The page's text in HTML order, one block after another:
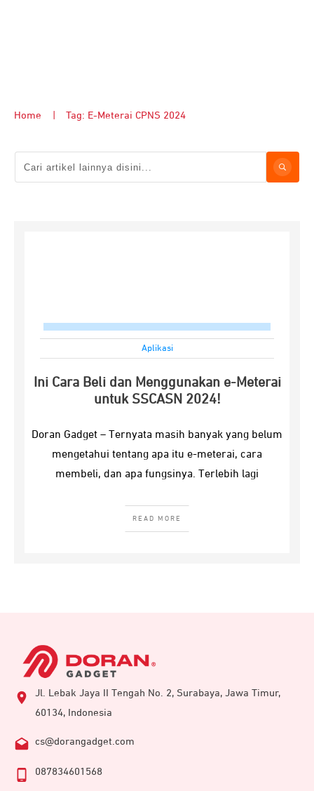
Home Tag: E-Meterai CPNS 2024
Aplikasi
Ini Cara Beli dan Menggunakan e-Meterai
untuk SSCASN 2024!
Doran Gadget – Ternyata masih banyak yang belum
mengetahui tentang apa itu e-meterai, cara
membeli, dan apa fungsinya. Terlebih lagi
READ MORE
Jl. Lebak Jaya II Tengah No. 2, Surabaya, Jawa Timur,
60134, Indonesia
cs@dorangadget.com
087834601568